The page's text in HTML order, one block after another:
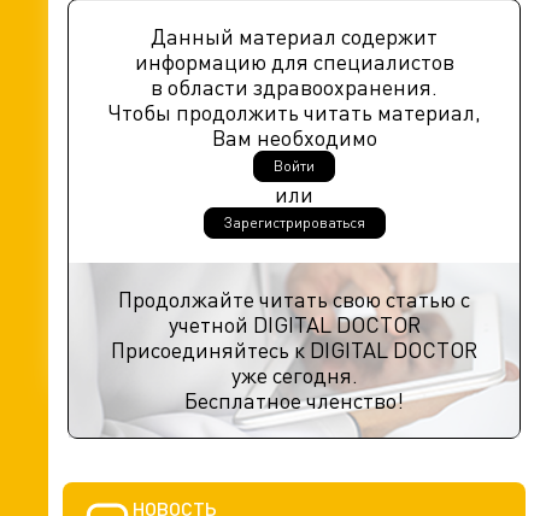
Данный материал содержит
информацию для специалистов
в области здравоохранения.
Чтобы продолжить читать материал,
Вам необходимо
Войти
или
Зарегистрироваться
Продолжайте читать свою статью с
учетной DIGITAL DOCTOR
Присоединяйтесь к DIGITAL DOCTOR
уже сегодня.
Бесплатное членство!
НОВОСТЬ